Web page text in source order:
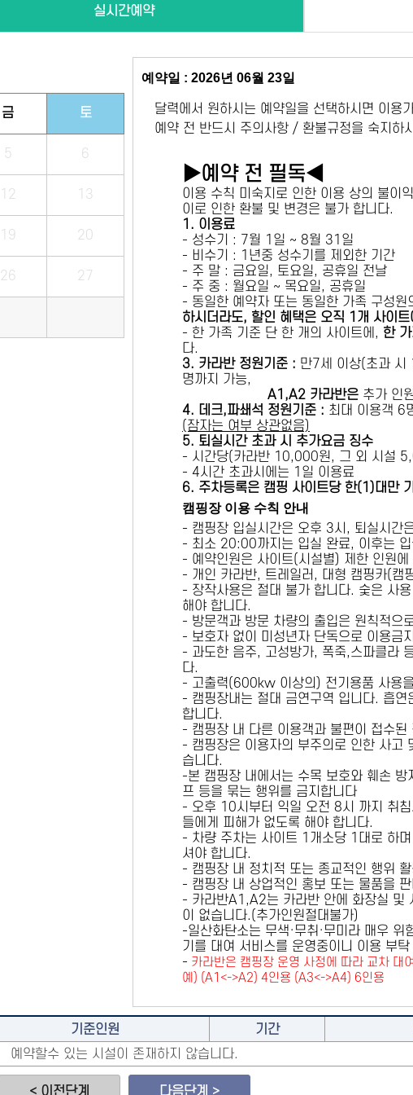
실시간예약
금 토
5 6
12 13
19 20
26 27
예약일 : 2026년 06월 23일
달력에서 원하시는 예약일을 선택하시면 이용
예약 전 반드시 주의사항 / 환불규정을 숙지하
▶예약 전 필독◀
이용 수칙 미숙지로 인한 이용 상의 불이
이로 인한 환불 및 변경은 불가 합니다.
1. 이용료
- 성수기 : 7월 1일 ~ 8월 31일
- 비수기 : 1년중 성수기를 제외한 기간
- 주 말 : 금요일, 토요일, 공휴일 전날
- 주 중 : 월요일 ~ 목요일, 공휴일
- 동일한 예약자 또는 동일한 가족 구성원
하시더라도, 할인 혜택은 오직 1개 사이트
- 한 가족 기준 단 한 개의 사이트에, 한
다.
3. 카라반 정원기준 : 만7세 이상(초과
명까지 가능,
A1,A2 카라반은 추가 인
4. 데크,파쇄석 정원기준 : 최대 이용객 6
(잠자는 여부 상관없음)
5. 퇴실시간 초과 시 추가요금 징수
- 시간당(카라반 10,000원, 그 외 시설
- 4시간 초과시에는 1일 이용료
6. 주차등록은 캠핑 사이트당 한(1)대만
캠핑장 이용 수칙 안내
- 캠핑장 입실시간은 오후 3시, 퇴실시간
- 최소 20:00까지는 입실 완료, 이후는 입
- 예약인원은 사이트(시설별) 제한 인원
- 개인 카라반, 트레일러, 대형 캠핑카(캠
- 장작사용은 절대 불가 합니다. 숯은 사
해야 합니다.
- 방문객과 방문 차량의 출입은 원칙적으
- 보호자 없이 미성년자 단독으로 이용금지
- 과도한 음주, 고성방가, 폭죽,스파클라
다.
- 고출력(600kw 이상의) 전기용품 사용
- 캠핑장내는 절대 금연구역 입니다. 흡
합니다.
- 캠핑장 내 다른 이용객과 불편이 접수
- 캠핑장은 이용자의 부주의로 인한 사고
습니다.
-본 캠핑장 내에서는 수목 보호와 훼손 방
프 등을 묶는 행위를 금지 합니다
- 오후 10시부터 익일 오전 8시 까지 취
들에게 피해가 없도록 해야 합니다.
- 차량 주차는 사이트 1개소당 1대로 하
셔야 합니다.
- 캠핑장 내 정치적 또는 종교적인 행위
- 캠핑장 내 상업적인 홍보 또는 물품을
- 카라반A1,A2는 카라반 안에 화장실 및
이 없습니다.(추가인원절대불가)
-일산화탄소는 무색·무취·무미라 매우
기를 대여 서비스를 운영중이니 이용 부탁
- 카라반은 캠핑장 운영 사정에 따라 교차 대
예) (A1<->A2) 4인용 (A3<->A4) 6인용
기준인원 기간
예약할수 있는 시설이 존재하지 않습니다.
< 이전단계 다음단계 >